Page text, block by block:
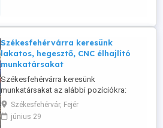
Székesfehérvárra keresünk
lakatos, hegesztő, CNC élhajlító
munkatársakat
Székesfehérvárra keresünk
munkatársakat az alábbi pozíciókra:
lakatos, hegesztő, CNC élhajlító
lakatosnak: egy műszak nettó 3 200 Ft-tól
óra (tapasztalattól függően magasabb
Székesfehérvár, Fejér
június 29